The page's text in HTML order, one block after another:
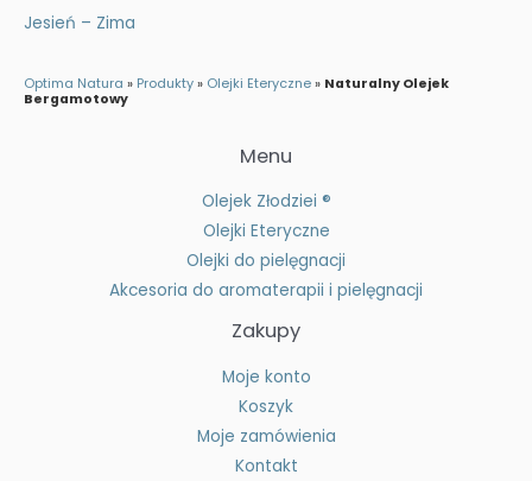
Optima Natura » Produkty » Olejki Eteryczne » Naturalny Olejek
Bergamotowy
Jesień – Zima
Menu
Olejek Złodziei ®
Olejki Eteryczne
Olejki do pielęgnacji
Akcesoria do aromaterapii i pielęgnacji
Zakupy
Moje konto
Koszyk
Moje zamówienia
Kontakt